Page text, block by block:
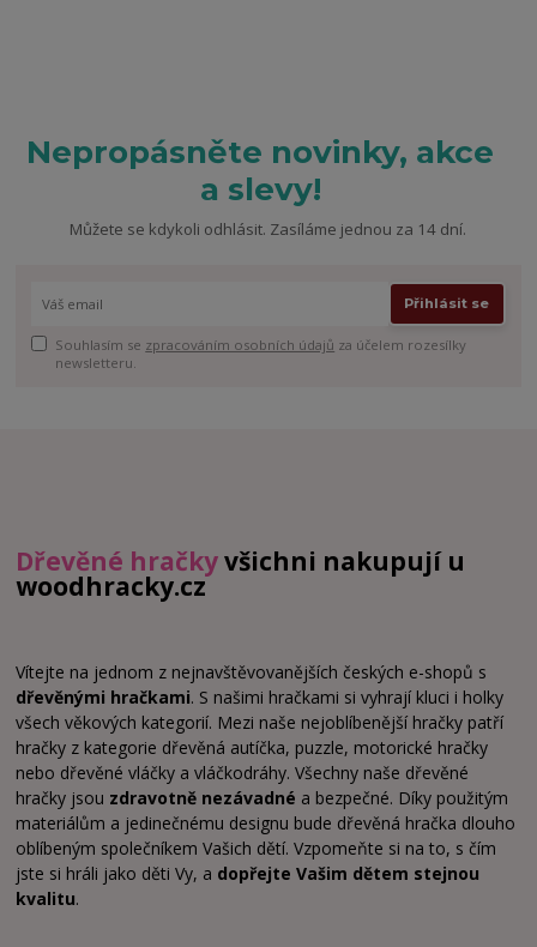
Nepropásněte novinky, akce
a slevy!
Můžete se kdykoli odhlásit. Zasíláme jednou za 14 dní.
Přihlásit se
Souhlasím se zpracováním osobních údajů za účelem rozesílky
newsletteru.
Dřevěné hračkyvšichni nakupují u
woodhracky.cz
Vítejte na jednom z nejnavštěvovanějších českých e-shopů s
dřevěnými hračkami. S našimi hračkami si vyhrají kluci i holky
všech věkových kategorií. Mezi naše nejoblíbenější hračky patří
hračky z kategorie dřevěná autíčka, puzzle, motorické hračky
nebo dřevěné vláčky a vláčkodráhy. Všechny naše dřevěné
hračky jsou zdravotně nezávadné a bezpečné. Díky použitým
materiálům a jedinečnému designu bude dřevěná hračka dlouho
oblíbeným společníkem Vašich dětí. Vzpomeňte si na to, s čím
jste si hráli jako děti Vy, a dopřejte Vašim dětem stejnou
kvalitu.